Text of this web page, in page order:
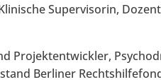
Supervisorin,
Projektentwickler,
Berliner